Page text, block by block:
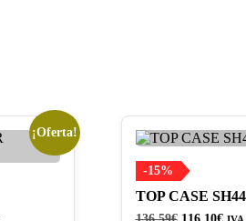
¡Oferta!
-15%
TOP CASE SH44
El
El